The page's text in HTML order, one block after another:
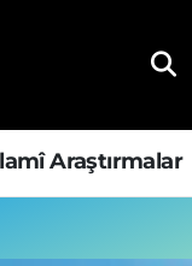
Araştırmalar